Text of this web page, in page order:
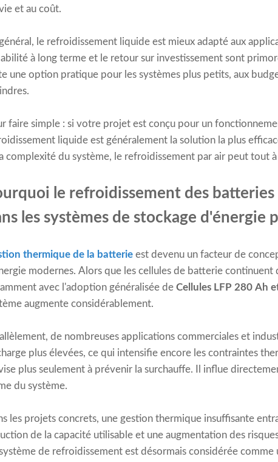
et au coût.
le refroidissement liquide est mieux adapté aux
à long terme et le retour sur investissement sont
une option pratique pour les systèmes plus petits, aux
faire simple : si votre projet est conçu pour un
liquide est généralement la solution la plus
complexité du système, le refroidissement par air peut tout
le refroidissement des
les systèmes de stockage d'énergie
thermique de la batterie est devenu un facteur de
modernes. Alors que les cellules de batterie continuent
avec l'adoption généralisée de Cellules LFP 280 Ah
augmente considérablement.
de nombreuses applications commerciales et
plus élevées, ce qui intensifie encore les contraintes
plus seulement à prévenir la surchauffe. Il influe
du système.
les projets concrets, une gestion thermique insuffisante
de la capacité utilisable et une augmentation des
de refroidissement est désormais considérée